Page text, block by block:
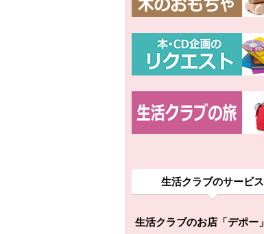
生活クラブのサービス
生活クラブのお店「デポー」
別のウィンドウで開きます。